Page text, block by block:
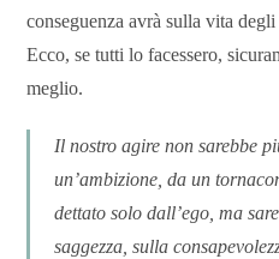
conseguenza avrà sulla vita
Ecco, se tutti lo facessero,
meglio.
Il nostro agire non sarebbe
un’ambizione, da un
dettato solo dall’ego, ma
saggezza, sulla